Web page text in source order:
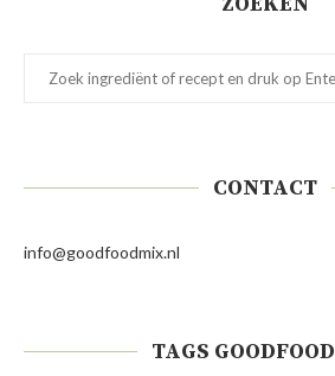
CONTACT
info@goodfoodmix.nl
TAGS